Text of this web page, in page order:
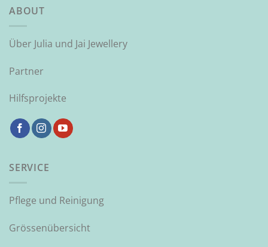
ABOUT
Über Julia und Jai Jewellery
Partner
Hilfsprojekte
SERVICE
Pflege und Reinigung
Grössenübersicht